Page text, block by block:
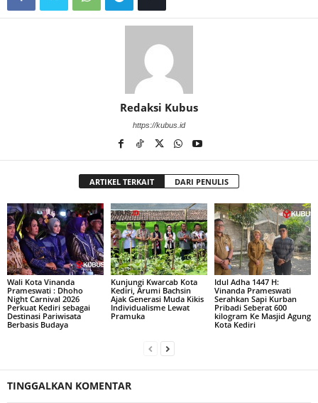
Redaksi Kubus
https://kubus.id
ARTIKEL TERKAIT DARI PENULIS
Wali Kota Vinanda
Prameswati : Dhoho
Night Carnival 2026
Perkuat Kediri sebagai
Destinasi Pariwisata
Berbasis Budaya
Kunjungi Kwarcab Kota
Kediri, Arumi Bachsin
Ajak Generasi Muda Kikis
Individualisme Lewat
Pramuka
Idul Adha 1447 H:
Vinanda Prameswati
Serahkan Sapi Kurban
Pribadi Seberat 600
kilogram Ke Masjid Agung
Kota Kediri
TINGGALKAN KOMENTAR